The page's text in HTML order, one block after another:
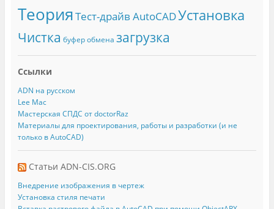
ТеорияТест-драйв AutoCADУстановка
Чистка буфер обмена загрузка
Ссылки
ADN на русском
Lee Mac
Мастерская СПДС от doctorRaz
Материалы для проектирования, работы и разработки (и не
только в AutoCAD)
Статьи ADN-CIS.ORG
Внедрение изображения в чертеж
Установка стиля печати